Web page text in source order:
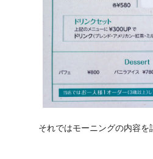
それではモーニングの内容を